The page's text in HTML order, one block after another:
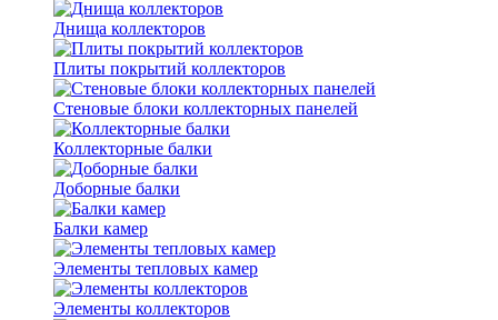
Днища коллекторов
Плиты покрытий коллекторов
Стеновые блоки коллекторных панелей
Коллекторные балки
Доборные балки
Балки камер
Элементы тепловых камер
Элементы коллекторов